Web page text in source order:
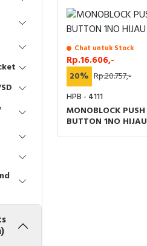
Chat untuk Stock
Rp.16.606,-
20% Rp.20.757,-
HPB - 4111
MONOBLOCK PUSH
BUTTON 1NO HIJAU